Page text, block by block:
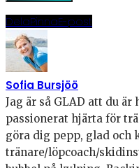
DelaPinnaE-post
Sofia Bursjöö
Jag är så GLAD att du är
passionerat hjärta för
göra dig pepp, glad och
tränare/löpcoach/